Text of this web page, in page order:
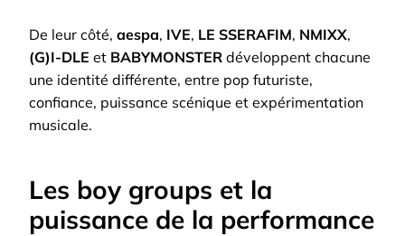
De leur côté, aespa, IVE, LE SSERAFIM, NMIXX,
(G)I-DLE et BABYMONSTER développent chacune
une identité différente, entre pop futuriste,
confiance, puissance scénique et expérimentation
musicale.
Les boy groups et la
puissance de la performance